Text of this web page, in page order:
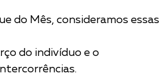
do Mês, consideramos essas
do indivíduo e o